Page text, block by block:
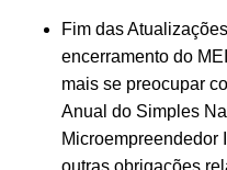
Fim das
encerramento do
mais se preocupar
Anual do Simples
Microempreendedor
outras obrigações